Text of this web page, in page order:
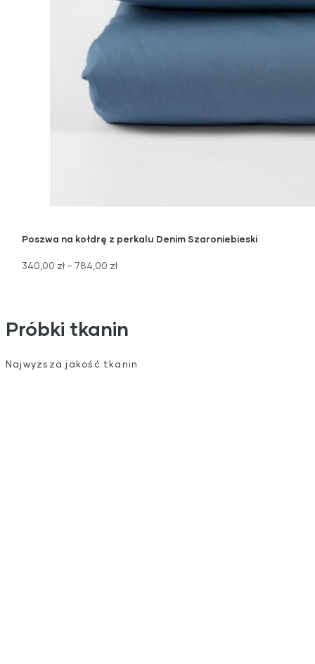
Poszwa na kołdrę z perkalu Denim Szaroniebieski
340,00 zł – 784,00 zł
Próbki tkanin
Najwyższa jakość tkanin